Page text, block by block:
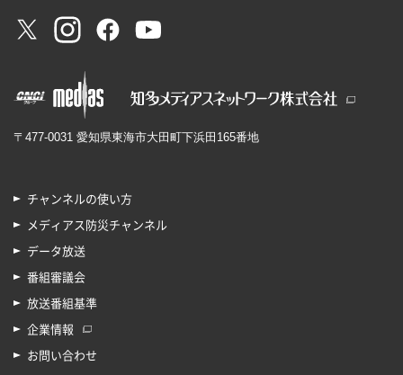
〒477-0031 愛知県東海市大田町下浜田165番地
チャンネルの使い方
メディアス防災チャンネル
データ放送
番組審議会
放送番組基準
企業情報
お問い合わせ